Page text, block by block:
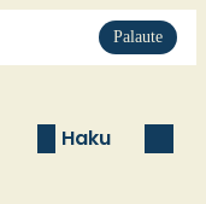
Palaute
Haku